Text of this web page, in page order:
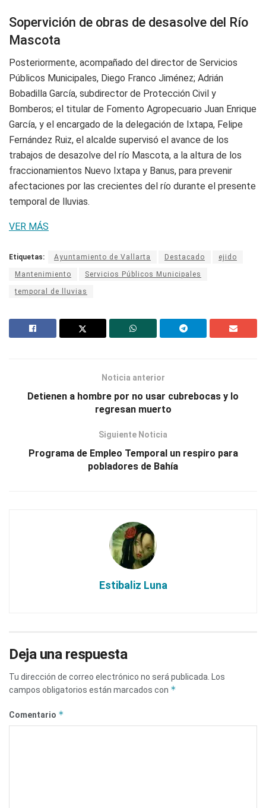
Sopervición de obras de desasolve del Río
Mascota
Posteriormente, acompañado del director de Servicios
Públicos Municipales, Diego Franco Jiménez; Adrián
Bobadilla García, subdirector de Protección Civil y
Bomberos; el titular de Fomento Agropecuario Juan Enrique
García, y el encargado de la delegación de Ixtapa, Felipe
Fernández Ruiz, el alcalde supervisó el avance de los
trabajos de desazolve del río Mascota, a la altura de los
fraccionamientos Nuevo Ixtapa y Banus, para prevenir
afectaciones por las crecientes del río durante el presente
temporal de lluvias.
VER MÁS
Etiquetas: Ayuntamiento de Vallarta Destacado ejido
Mantenimiento Servicios Públicos Municipales
temporal de lluvias
Noticia anterior
Detienen a hombre por no usar cubrebocas y lo
regresan muerto
Siguiente Noticia
Programa de Empleo Temporal un respiro para
pobladores de Bahía
Estibaliz Luna
Deja una respuesta
Tu dirección de correo electrónico no será publicada. Los
campos obligatorios están marcados con *
Comentario *